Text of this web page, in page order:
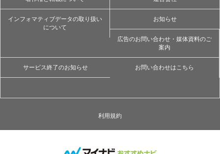
インフォマティブデータの取り扱い
について
お知らせ
広告のお問い合わせ・媒体資料のご
案内
サービス終了のお知らせ お問い合わせはこちら
利用規約